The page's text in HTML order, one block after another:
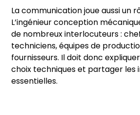
La communication joue aussi un
L’ingénieur conception
de nombreux interlocuteurs :
techniciens, équipes de
fournisseurs. Il doit donc
choix techniques et partager les
essentielles.